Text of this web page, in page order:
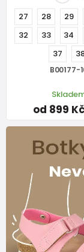
27 28 29
32
33 34
37
B00177-
od 899 Kč